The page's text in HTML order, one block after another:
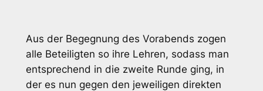
Aus der Begegnung des Vorabends zogen
alle Beteiligten so ihre Lehren, sodass man
entsprechend in die zweite Runde ging, in
der es nun gegen den jeweiligen direkten